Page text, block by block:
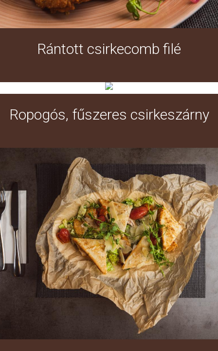
Rántott csirkecomb filé
Ropogós, fűszeres csirkeszárny